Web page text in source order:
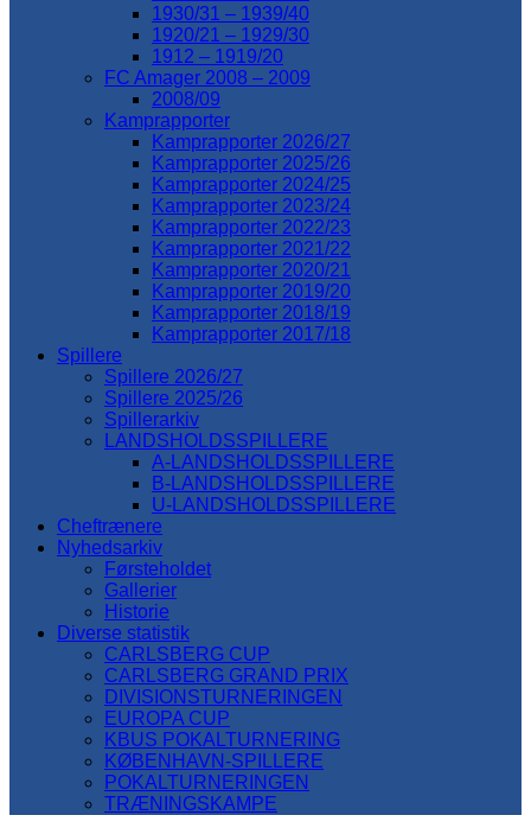
1930/31 – 1939/40
1920/21 – 1929/30
1912 – 1919/20
FC Amager 2008 – 2009
2008/09
Kamprapporter
Kamprapporter 2026/27
Kamprapporter 2025/26
Kamprapporter 2024/25
Kamprapporter 2023/24
Kamprapporter 2022/23
Kamprapporter 2021/22
Kamprapporter 2020/21
Kamprapporter 2019/20
Kamprapporter 2018/19
Kamprapporter 2017/18
Spillere
Spillere 2026/27
Spillere 2025/26
Spillerarkiv
LANDSHOLDSSPILLERE
A-LANDSHOLDSSPILLERE
B-LANDSHOLDSSPILLERE
U-LANDSHOLDSSPILLERE
Cheftrænere
Nyhedsarkiv
Førsteholdet
Gallerier
Historie
Diverse statistik
CARLSBERG CUP
CARLSBERG GRAND PRIX
DIVISIONSTURNERINGEN
EUROPA CUP
KBUS POKALTURNERING
KØBENHAVN-SPILLERE
POKALTURNERINGEN
TRÆNINGSKAMPE